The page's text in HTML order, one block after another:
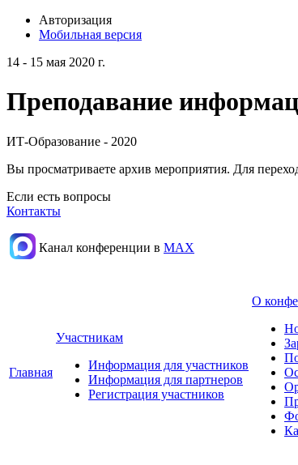
Авторизация
Мобильная версия
14 - 15 мая 2020 г.
Преподавание
ИТ-Образование - 2020
Вы просматриваете архив мероприятия. Для
Если есть вопросы
Контакты
Канал конференции в МАХ
Главная
Участникам
Информация для участников
Информация для партнеров
Регистрация участников
О